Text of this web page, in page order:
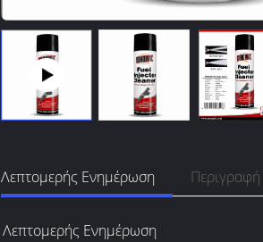
Λεπτομερής Ενημέρωση
Λεπτομερής Ενημέρωση